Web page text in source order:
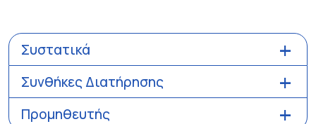
Συστατικά
Συνθήκες Διατήρησης
Προμηθευτής